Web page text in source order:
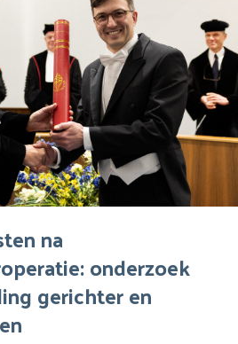
na
onderzoek
gerichter en